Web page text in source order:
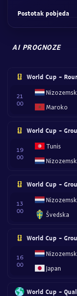
Postotak pobjeda
AI PROGNOZE
World Cup -
21
00
Maroko
World Cup -
19
00
Tunis
World Cup -
13
00
Švedska
World Cup -
16
00
Japan
World Cup -